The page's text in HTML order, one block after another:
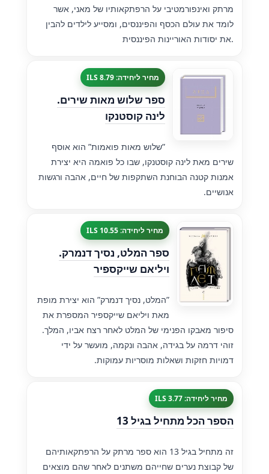
מרתק ואינפורמטיבי על הרפתקאותיו של מאני, אשר
לומד את עולם הכסף והפיננסים, ומסייע לילדים להבין
את יסודות האוריינות הפיננסית.
מחיר ליחידה: 8.79 ILS
ספר שלוש מאות שירים.
לינה קוסטנקו
”שלוש מאות פואמות” הוא אוסף
שירים מאת לינה קוסטנקו, שבו כל פואמה היא יצירת
אמנות קטנה הבוחנת השתקפות של חיים, אהבה ורגשות
אנושיים.
מחיר ליחידה: 10.55 ILS
ספר המלט, נסיך דנמרק.
ויליאם שייקספיר
”המלט, נסיך דנמרק” הוא יצירת מופת
מאת ויליאם שייקספיר המספרת את
סיפור מאבקו הפנימי של המלט לאחר רצח אביו, המלך.
זוהי דרמה על בגידה, אהבה ונקמה, מועשר על ידי
דמויות חזקות ושאלות מוסריות עמוקות.
מחיר ליחידה: 3.77 ILS
הספר הכל מתחיל בגיל 13
זה מתחיל בגיל 13 הוא ספר מרתק על הרפתקאותיהם
של קבוצת נערים שחייהם משתנים לאחר שהם מוצאים